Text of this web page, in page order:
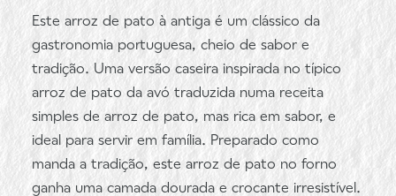
Este arroz de pato à antiga é um clássico da
gastronomia portuguesa, cheio de sabor e
tradição. Uma versão caseira inspirada no típico
arroz de pato da avó traduzida numa receita
simples de arroz de pato, mas rica em sabor, e
ideal para servir em família. Preparado como
manda a tradição, este arroz de pato no forno
ganha uma camada dourada e crocante irresistível.